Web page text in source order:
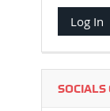
Log In
SOCIALS